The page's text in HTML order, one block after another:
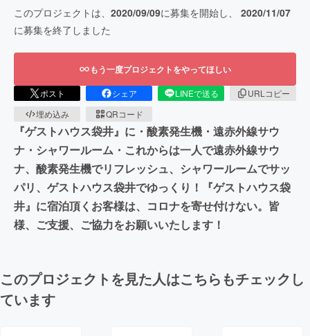
このプロジェクトは、 2020/09/09に募集を開始し、 2020/11/07
に募集を終了しました
もう一度プロジェクトをやってほしい
ポスト シェア LINEで送る
URLコピー
埋め込み
QRコード
『ゲストハウス袋井』に・酸素発生機・遠赤外線サウ
ナ・シャワールーム・これからは一人で遠赤外線サウ
ナ、酸素発生機でリフレッシュ、シャワールームでサッ
パリ、ゲストハウス袋井でゆっくり！『ゲストハウス袋
井』に宿泊頂くお客様は、コロナを寄せ付けない。皆
様、ご支援、ご協力をお願いいたします！
このプロジェクトを見た人はこちらもチェックし
ています